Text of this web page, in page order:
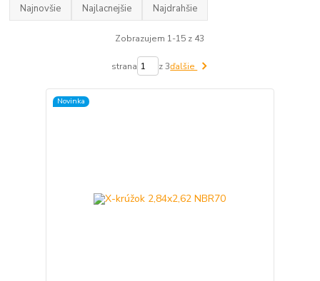
Najnovšie Najlacnejšie Najdrahšie
Zobrazujem 1-15 z 43
strana z 3ďalšie
Novinka